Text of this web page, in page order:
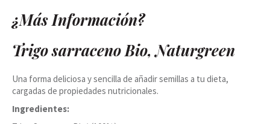
¿Más Información?
Trigo sarraceno Bio, Naturgreen
Una forma deliciosa y sencilla de añadir semillas a tu dieta,
cargadas de propiedades nutricionales.
Ingredientes: